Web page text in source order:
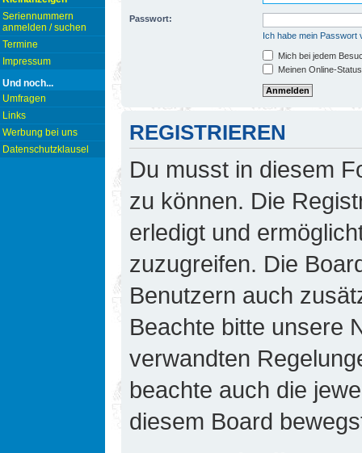
Seriennummern
anmelden / suchen
Termine
Impressum
Und noch...
Umfragen
Links
Werbung bei uns
Datenschutzklausel
Passwort:
Ich habe mein Passwort
Mich bei jedem
Meinen Online-
REGISTRIEREN
Du musst in diesem
zu können. Die
erledigt und
zuzugreifen. Die
Benutzern auch
Beachte bitte unsere
verwandten
beachte auch die
diesem Board